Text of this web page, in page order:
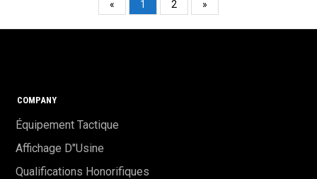
« 1 2 »
COMPANY
Équipement Tactique
Affichage D"usine
Qualifications Honorifiques